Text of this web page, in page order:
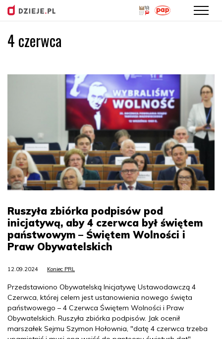
4 czerwca
Ruszyła zbiórka podpisów pod
inicjatywą, aby 4 czerwca był świętem
państwowym – Świętem Wolności i
Praw Obywatelskich
12.09.2024 Koniec PRL
Przedstawiono Obywatelską Inicjatywę Ustawodawczą 4
Czerwca, której celem jest ustanowienia nowego święta
państwowego – 4 Czerwca Świętem Wolności i Praw
Obywatelskich. Ruszyła zbiórka podpisów. Jak ocenił
marszałek Sejmu Szymon Hołownia, "datę 4 czerwca trzeba